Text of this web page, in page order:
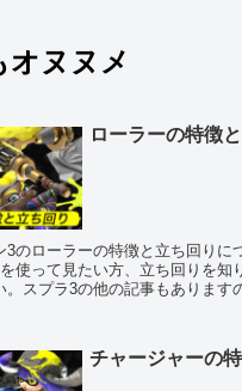
オヌヌメ
ローラーの特徴
3のローラーの特徴と立ち回りに
使って見たい方、立ち回りを知
。スプラ3の他の記事もあります
チャージャーの